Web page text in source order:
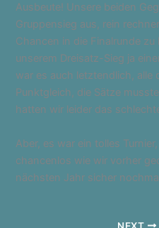
Ausbeute! Unsere beiden
Gruppensieg aus, rein
Chancen in die Finalrunde
unserem Dreisatz-Sieg ja
war es auch letztendlich, alle
Punktgleich, die Sätze
hatten wir leider das
Aber, es war ein tolles
chancenlos wie wir vorher
nächsten Jahr sicher
NEXT